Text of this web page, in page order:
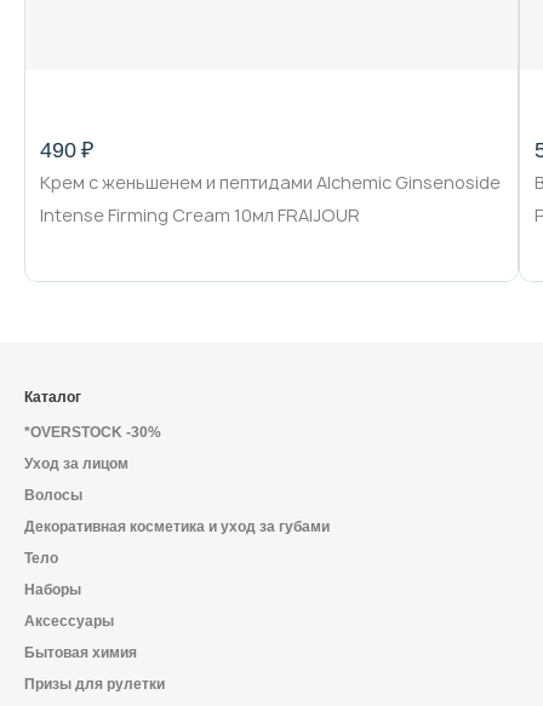
Аксессуары
О магазине
Доставка и оплата
Политика конфиденциальности
Контактная информация
490 ₽
Крем с женьшенем и пептидами Alchemic Ginsenoside
Intense Firming Cream 10мл FRAIJOUR
Каталог
*OVERSTOCK -30%
Уход за лицом
Волосы
Декоративная косметика и уход за губами
Тело
Наборы
Аксессуары
Бытовая химия
Призы для рулетки